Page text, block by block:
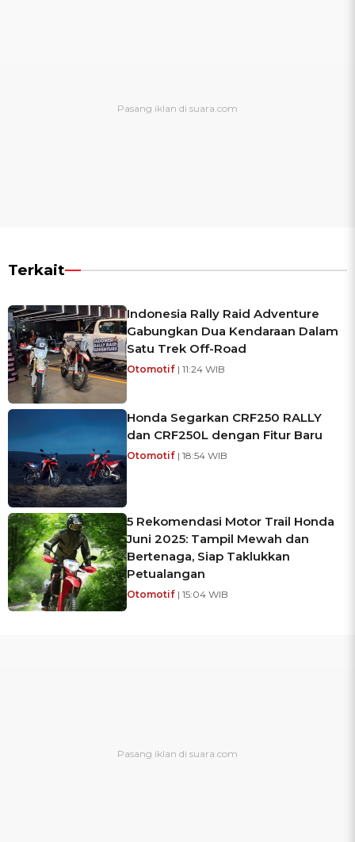
Terkait
Indonesia Rally Raid Adventure
Gabungkan Dua Kendaraan Dalam
Satu Trek Off-Road
Otomotif | 11:24 WIB
Honda Segarkan CRF250 RALLY
dan CRF250L dengan Fitur Baru
Otomotif | 18:54 WIB
5 Rekomendasi Motor Trail Honda
Juni 2025: Tampil Mewah dan
Bertenaga, Siap Taklukkan
Petualangan
Otomotif | 15:04 WIB